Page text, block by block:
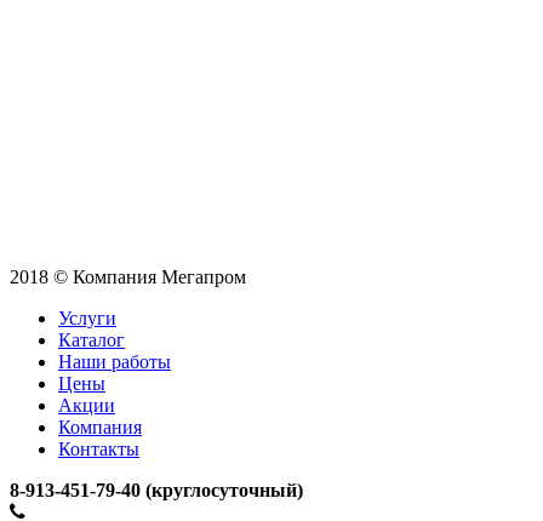
2018 © Компания Мегапром
Услуги
Каталог
Наши работы
Цены
Акции
Компания
Контакты
­8-913-451-79-40 (круглосуточный)